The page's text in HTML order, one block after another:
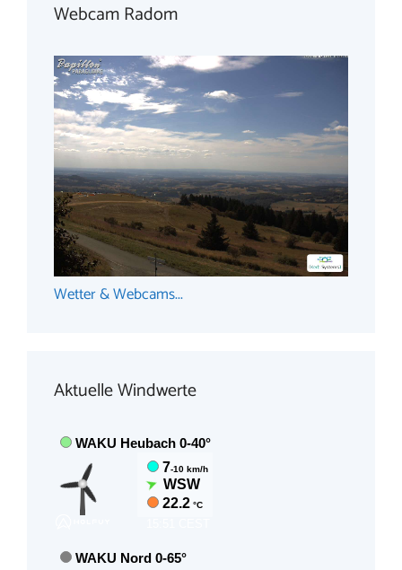
Webcam Radom
Wetter & Webcams...
Aktuelle Windwerte